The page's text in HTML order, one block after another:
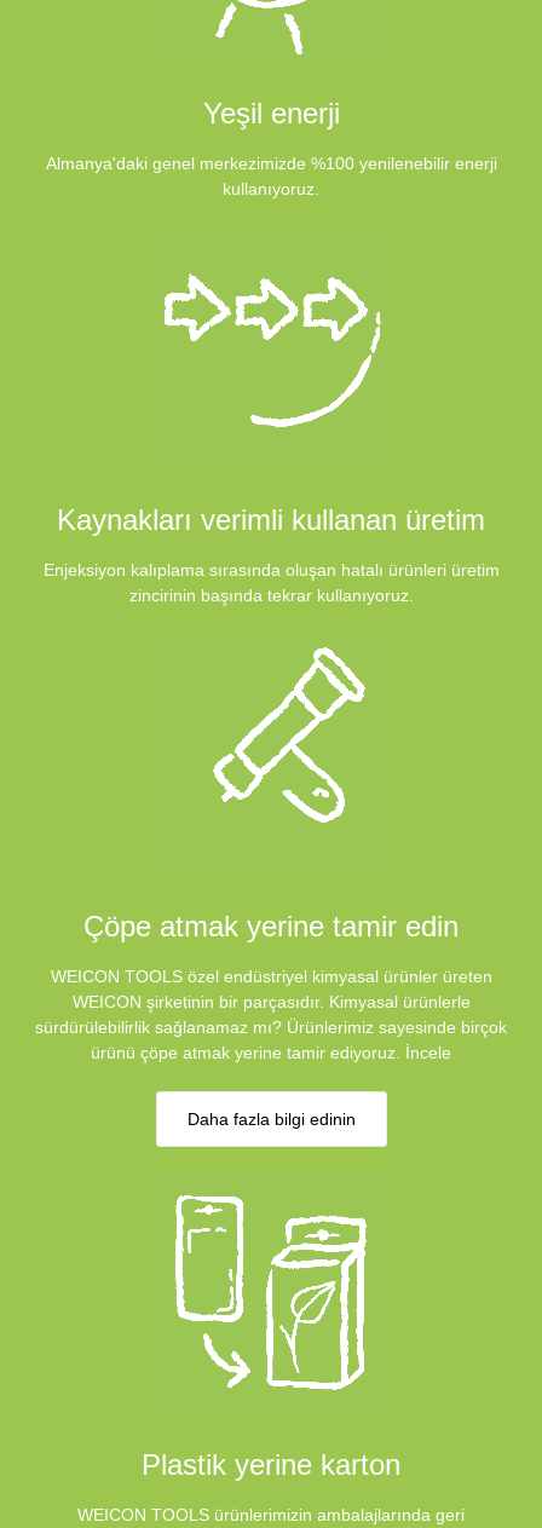
Yeşil enerji
Almanya'daki genel merkezimizde %100 yenilenebilir enerji
kullanıyoruz.
Kaynakları verimli kullanan üretim
Enjeksiyon kalıplama sırasında oluşan hatalı ürünleri üretim
zincirinin başında tekrar kullanıyoruz.
Çöpe atmak yerine tamir edin
WEICON TOOLS özel endüstriyel kimyasal ürünler üreten
WEICON şirketinin bir parçasıdır. Kimyasal ürünlerle
sürdürülebilirlik sağlanamaz mı? Ürünlerimiz sayesinde birçok
ürünü çöpe atmak yerine tamir ediyoruz. İncele
Daha fazla bilgi edinin
Plastik yerine karton
WEICON TOOLS ürünlerimizin ambalajlarında geri